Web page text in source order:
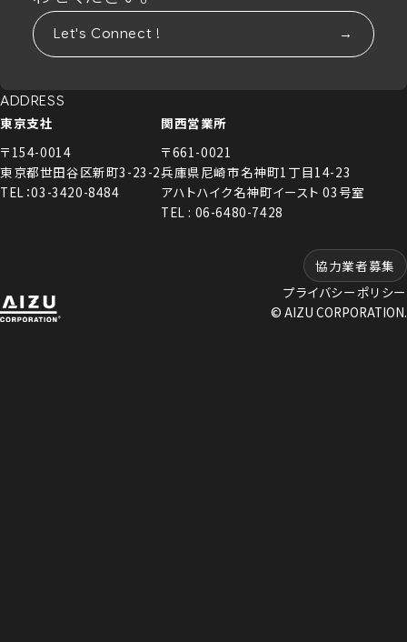
Let's Connect !
ADDRESS
東京支社
〒154-0014
東京都世田谷区新町3-23-2
TEL：03-3420-8484
関西営業所
〒661-0021
兵庫県尼崎市名神町1丁目14-23
アハトハイク名神町イースト 03号室
TEL : 06-6480-7428
協力業者募集
プライバシーポリシー
© AIZU CORPORATION.